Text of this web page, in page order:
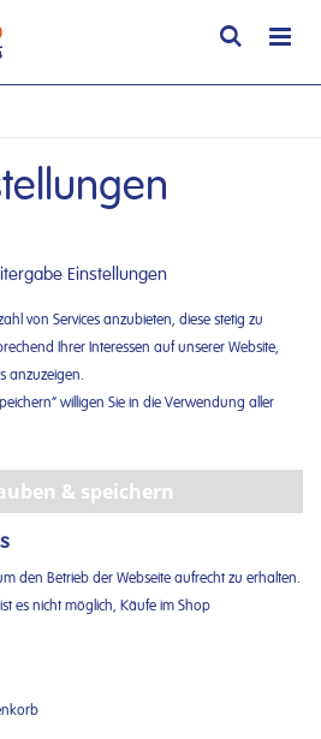
Suche
Einstellungen
von Services anzubieten, diese stetig zu
Ihrer Interessen auf unserer Website,
anzuzeigen.
willigen Sie in die Verwendung aller
& speichern
den Betrieb der Webseite aufrecht zu erhalten.
es nicht möglich, Käufe im Shop